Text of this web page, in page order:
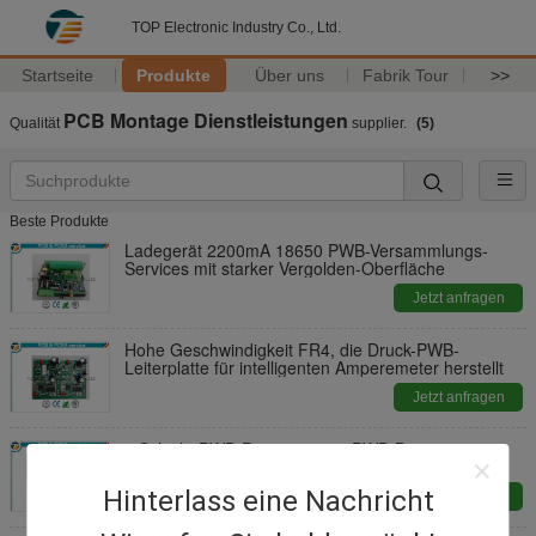
TOP Electronic Industry Co., Ltd.
Startseite Produkte Über uns Fabrik Tour >>
Hinterlass eine Nachricht
Qualität PCB Montage Dienstleistungen supplier. (5)
Beste Produkte
Ladegerät 2200mA 18650 PWB-Versammlungs-
Services mit starker Vergolden-Oberfläche
Jetzt anfragen
Hohe Geschwindigkeit FR4, die Druck-PWB-
Leiterplatte für intelligenten Amperemeter herstellt
Jetzt anfragen
4 Schicht PWB-Prototyp 94v0 PWB-Brett-
Jetzt anfragen